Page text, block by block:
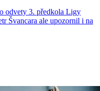
odvety 3. předkola Ligy
Švancara ale upozornil i na